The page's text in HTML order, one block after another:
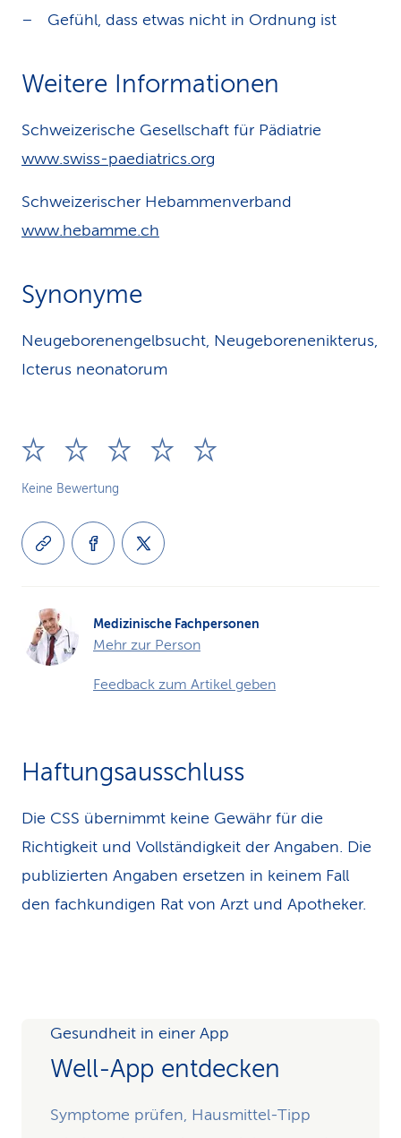
Gefühl, dass etwas nicht in Ordnung ist
Weitere Informationen
Schweizerische Gesellschaft für Pädiatrie
www.swiss-paediatrics.org
Schweizerischer Hebammenverband
www.hebamme.ch
Synonyme
Neugeborenengelbsucht, Neugeborenenikterus,
Icterus neonatorum
Keine Bewertung
Medizinische Fachpersonen
Mehr zur Person
Feedback zum Artikel geben
Haftungsausschluss
Die CSS übernimmt keine Gewähr für die
Richtigkeit und Vollständigkeit der Angaben. Die
publizierten Angaben ersetzen in keinem Fall
den fachkundigen Rat von Arzt und Apotheker.
Gesundheit in einer App
Well-App entdecken
Symptome prüfen, Hausmittel-Tipp